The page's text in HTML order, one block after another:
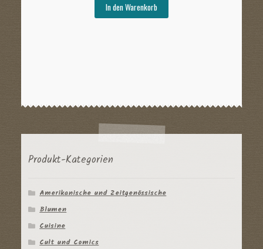
In den Warenkorb
Produkt-Kategorien
Amerikanische und Zeitgenössische
Blumen
Cuisine
Cult und Comics